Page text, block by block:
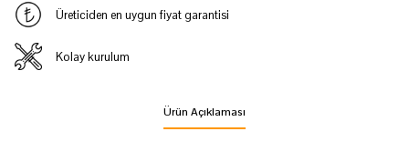
Üreticiden en uygun fiyat garantisi
Kolay kurulum
Ürün Açıklaması